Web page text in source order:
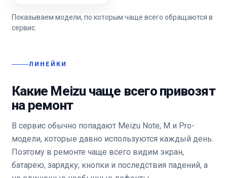
Показываем модели, по которым чаще всего обращаются в
сервис.
ЛИНЕЙКИ
Какие Meizu чаще всего привозят
на ремонт
В сервис обычно попадают Meizu Note, M и Pro-
модели, которые давно используются каждый день.
Поэтому в ремонте чаще всего видим экран,
батарею, зарядку, кнопки и последствия падений, а